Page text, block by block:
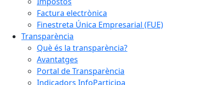
Factura electrònica
Finestreta Única Empresarial (FUE)
Transparència
Què és la transparència?
Avantatges
Portal de Transparència
Indicadors InfoParticipa